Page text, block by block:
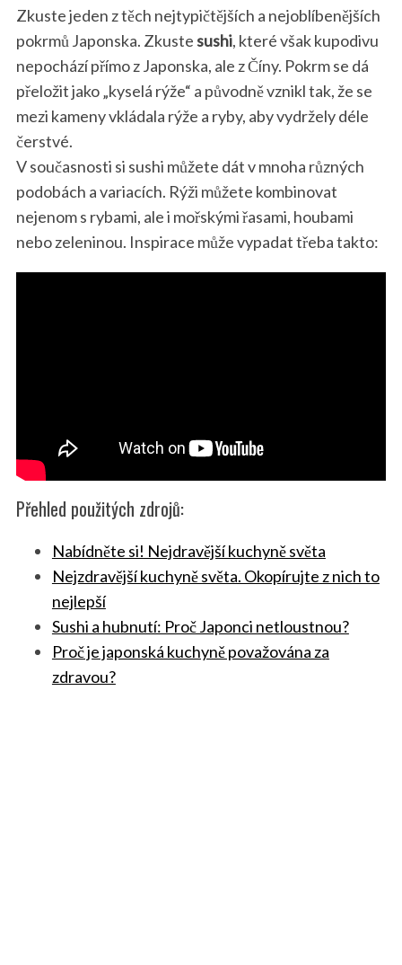
Zkuste jeden z těch nejtypičtějších a nejoblíbenějších
pokrmů Japonska. Zkustesushi, které však kupodivu
nepochází přímo z Japonska, ale z Číny. Pokrm se dá
přeložit jako „kyselá rýže“ a původně vznikl tak, že se
mezi kameny vkládala rýže a ryby, aby vydržely déle
čerstvé.
V současnosti si sushi můžete dát v mnoha různých
podobách a variacích. Rýži můžete kombinovat
nejenom s rybami, ale i mořskými řasami, houbami
nebo zeleninou. Inspirace může vypadat třeba takto:
Přehled použitých zdrojů:
Nabídněte si! Nejdravější kuchyně světa
Nejzdravější kuchyně světa. Okopírujte z nich to
nejlepší
Sushi a hubnutí: Proč Japonci netloustnou?
Proč je japonská kuchyně považována za
zdravou?